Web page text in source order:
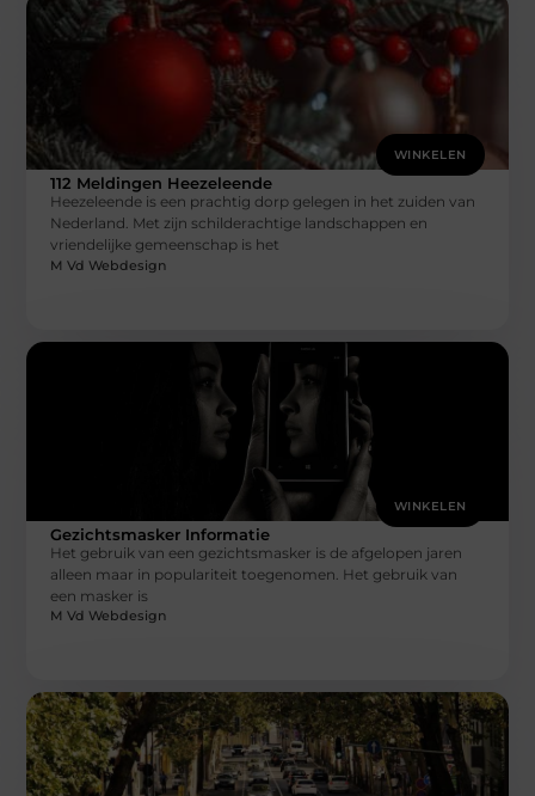
WINKELEN
112 Meldingen Heezeleende
Heezeleende is een prachtig dorp gelegen in het zuiden van
Nederland. Met zijn schilderachtige landschappen en
vriendelijke gemeenschap is het
M Vd Webdesign
WINKELEN
Gezichtsmasker Informatie
Het gebruik van een gezichtsmasker is de afgelopen jaren
alleen maar in populariteit toegenomen. Het gebruik van
een masker is
M Vd Webdesign